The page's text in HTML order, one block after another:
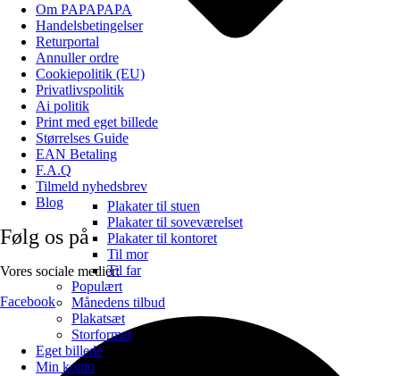
Plakater til stuen
Plakater til soveværelset
Plakater til kontoret
Til mor
Til far
Populært
Månedens tilbud
Plakatsæt
Storformat
Eget billede
Min konto
Om PAPAPAPA
Handelsbetingelser
Returportal
Annuller ordre
Cookiepolitik (EU)
Privatlivspolitik
Ai politik
Print med eget billede
Størrelses Guide
EAN Betaling
F.A.Q
Tilmeld nyhedsbrev
Blog
Følg os på
Vores sociale medier:
Facebook